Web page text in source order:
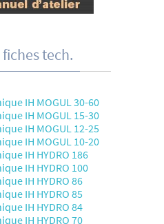
tech.
IH MOGUL 30-60
IH MOGUL 15-30
IH MOGUL 12-25
IH MOGUL 10-20
IH HYDRO 186
IH HYDRO 100
IH HYDRO 86
IH HYDRO 85
IH HYDRO 84
IH HYDRO 70